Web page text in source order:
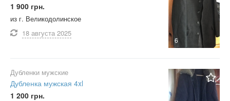
6
1 900 грн.
из г. Великодолинское
18 августа 2025
Дубленки мужские
Дубленка мужская 4xl
1 200 грн.